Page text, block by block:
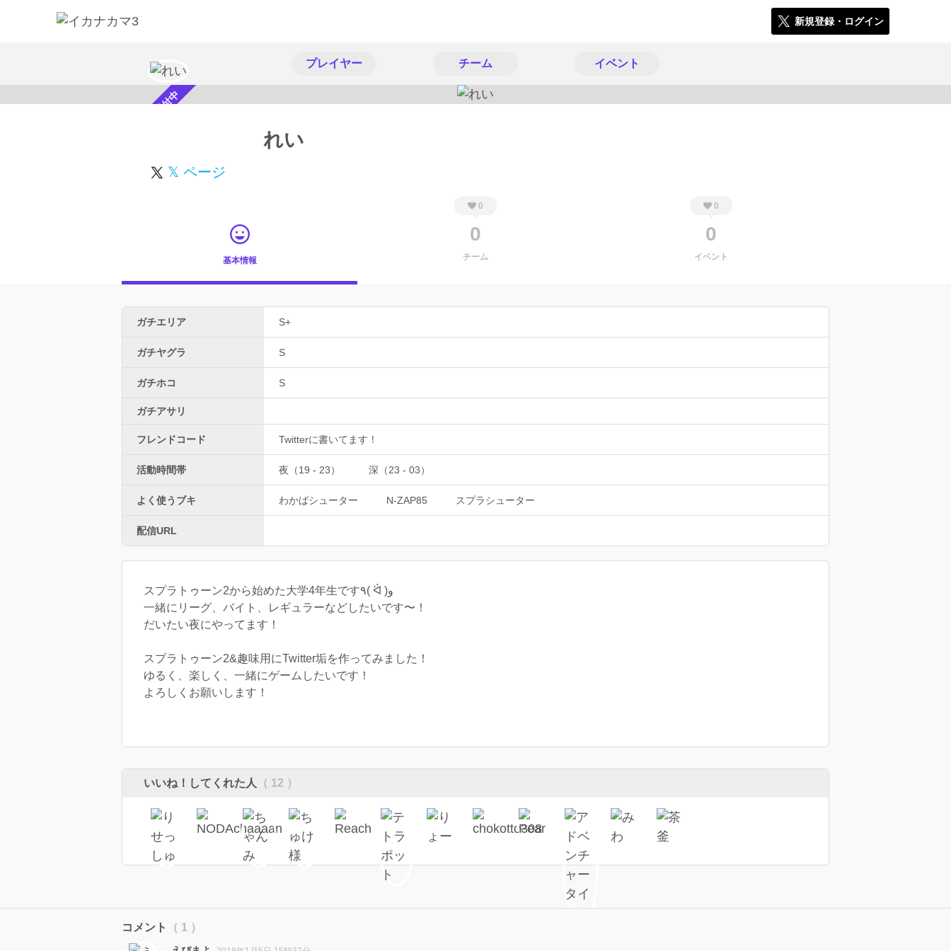
新規登録・ログイン
プレイヤー チーム イベント
スカウト受付中 れい
𝕏 ページ
基本情報
0
0
チーム
0
0
イベント
ガチエリア S+
ガチヤグラ S
ガチホコ S
ガチアサリ
フレンドコード Twitterに書いてます！
活動時間帯 夜（19 - 23） 深（23 - 03）
よく使うブキ わかばシューター N-ZAP85 スプラシューター
配信URL
スプラトゥーン2から始めた大学4年生です٩( ᐛ )و
一緒にリーグ、バイト、レギュラーなどしたいです〜！
だいたい夜にやってます！
スプラトゥーン2&趣味用にTwitter垢を作ってみました！
ゆるく、楽しく、一緒にゲームしたいです！
よろしくお願いします！
いいね！してくれた人 （ 12 ）
コメント （ 1 ）